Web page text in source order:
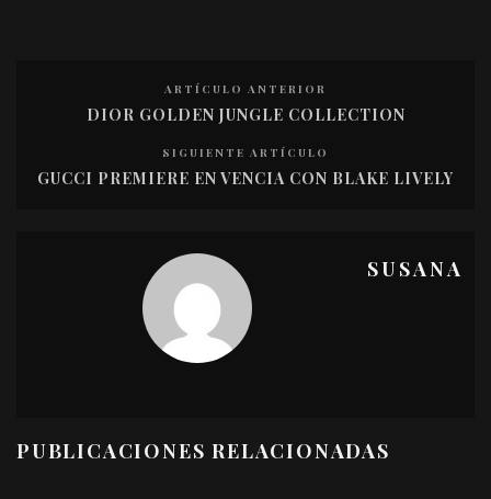
ARTÍCULO ANTERIOR
DIOR GOLDEN JUNGLE COLLECTION
SIGUIENTE ARTÍCULO
GUCCI PREMIERE EN VENCIA CON BLAKE LIVELY
SUSANA
PUBLICACIONES RELACIONADAS